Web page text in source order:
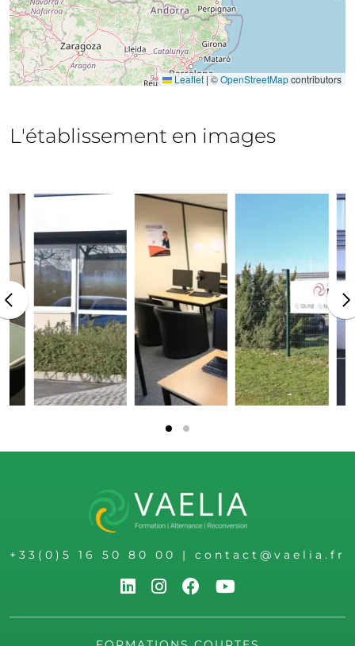
Leaflet |©OpenStreetMapcontributors
L'établissement en images
+33(0)5 16 50 80 00 | contact@vaelia.fr